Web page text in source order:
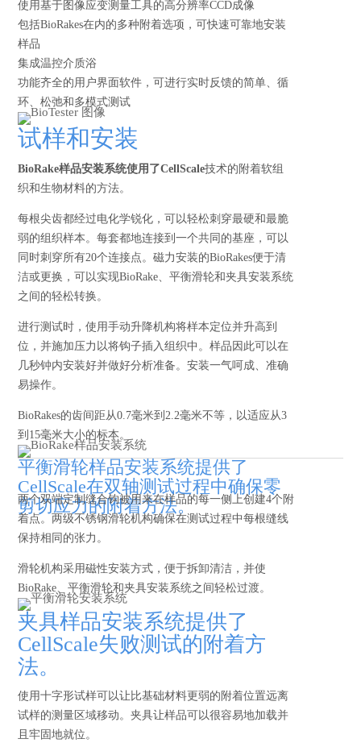
使用基于图像应变测量工具的高分辨率CCD成像
包括BioRakes在内的多种附着选项，可快速可靠地安装
样品
集成温控介质浴
功能齐全的用户界面软件，可进行实时反馈的简单、循
环、松弛和多模式测试
试样和安装
BioRake样品安装系统使用了CellScale技术的附着软组
织和生物材料的方法。
每根尖齿都经过电化学锐化，可以轻松刺穿最硬和最脆
弱的组织样本。每套都地连接到一个共同的基座，可以
同时刺穿所有20个连接点。磁力安装的BioRakes便于清
洁或更换，可以实现BioRake、平衡滑轮和夹具安装系统
之间的轻松转换。
进行测试时，使用手动升降机构将样本定位并升高到
位，并施加压力以将钩子插入组织中。样品因此可以在
几秒钟内安装好并做好分析准备。安装一气呵成、准确
易操作。
BioRakes的齿间距从0.7毫米到2.2毫米不等，以适应从3
到15毫米大小的标本。
平衡滑轮样品安装系统提供了
CellScale在双轴测试过程中确保零
剪切应力的附着方法。
两个双端定制缝合钩被用来在样品的每一侧上创建4个附
着点。两级不锈钢滑轮机构确保在测试过程中每根缝线
保持相同的张力。
滑轮机构采用磁性安装方式，便于拆卸清洁，并使
BioRake、平衡滑轮和夹具安装系统之间轻松过渡。
夹具样品安装系统提供了
CellScale失败测试的附着方
法。
使用十字形试样可以让比基础材料更弱的附着位置远离
试样的测量区域移动。夹具让样品可以很容易地加载并
且牢固地就位。